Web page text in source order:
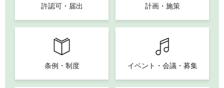
許認可・届出 計画・施策
条例・制度 イベント・会議・募集